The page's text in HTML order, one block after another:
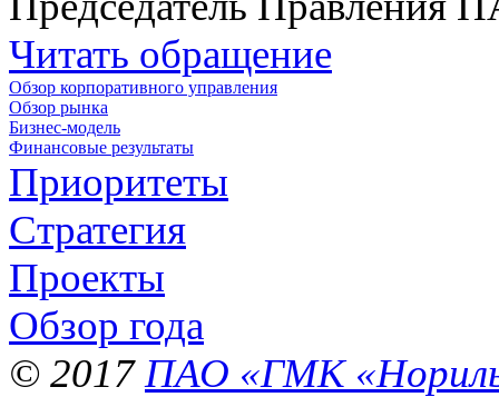
Читать обращение
Обзор корпоративного управления
Обзор рынка
Бизнес-модель
Финансовые результаты
Приоритеты
Стратегия
Проекты
Обзор года
© 2017 ПАО «ГМК